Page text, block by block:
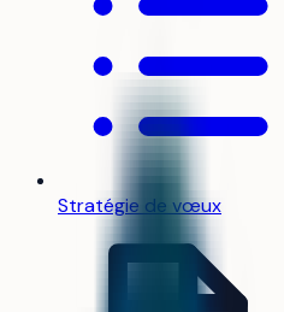
Stratégie de vœux